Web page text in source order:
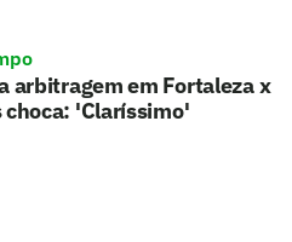
arbitragem em Fortaleza x
choca: 'Claríssimo'